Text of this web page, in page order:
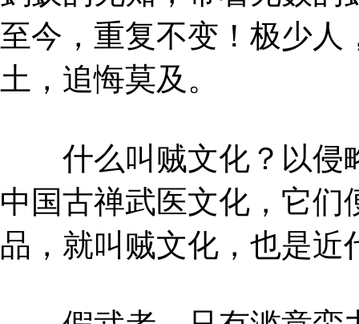
至今，重复不变！极少人
土，追悔莫及。
什么叫贼文化？以侵
中国古禅武医文化，它
品，就叫贼文化，也是近